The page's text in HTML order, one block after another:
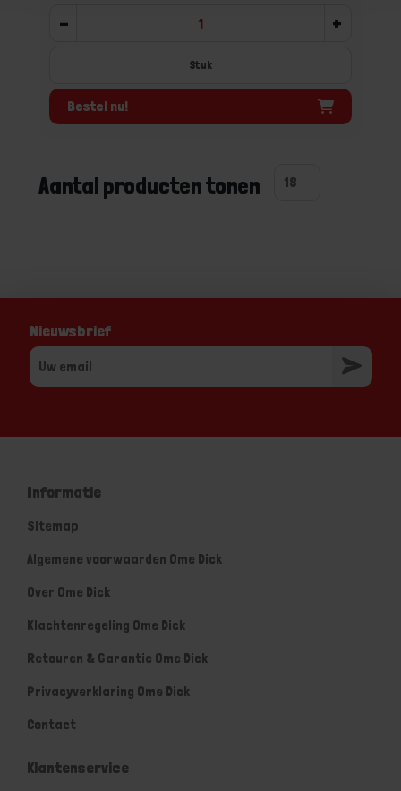
- +
Stuk
Bestel nu!
Aantal producten tonen
Nieuwsbrief
Informatie
Sitemap
Algemene voorwaarden Ome Dick
Over Ome Dick
Klachtenregeling Ome Dick
Retouren & Garantie Ome Dick
Privacyverklaring Ome Dick
Contact
Klantenservice